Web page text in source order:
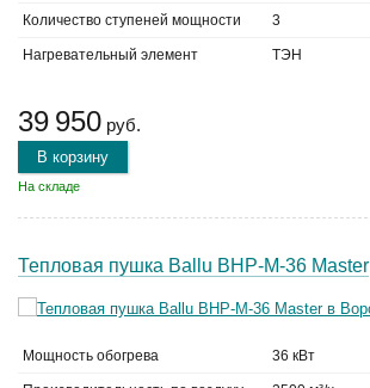
Количество ступеней мощности 3
Нагревательный элемент ТЭН
39 950 руб.
В корзину
На складе
Тепловая пушка Ballu BHP-M-36 Master
Мощность обогрева 36 кВт